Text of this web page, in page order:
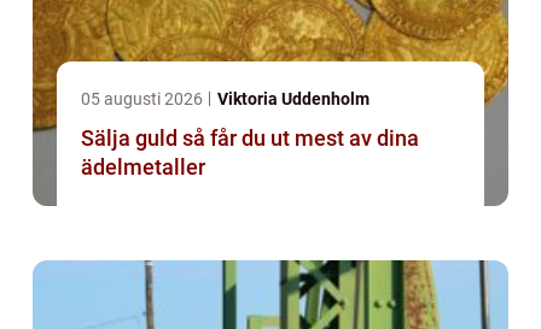
05 augusti 2026 Viktoria Uddenholm
Sälja guld så får du ut mest av dina
ädelmetaller